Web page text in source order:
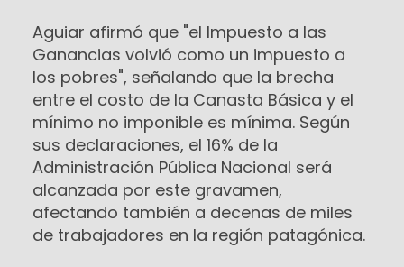
Aguiar afirmó que "el Impuesto a las
Ganancias volvió como un impuesto a
los pobres", señalando que la brecha
entre el costo de la Canasta Básica y el
mínimo no imponible es mínima. Según
sus declaraciones, el 16% de la
Administración Pública Nacional será
alcanzada por este gravamen,
afectando también a decenas de miles
de trabajadores en la región patagónica.